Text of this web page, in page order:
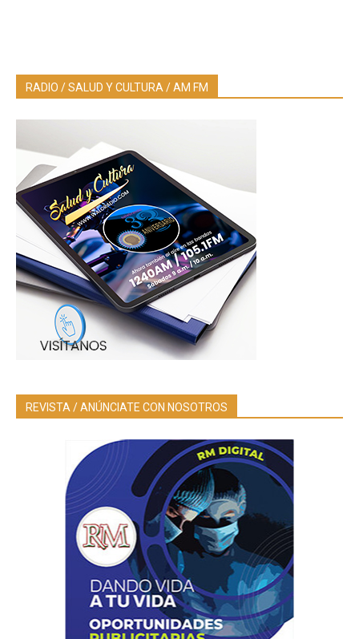
RADIO / SALUD Y CULTURA / AM FM
REVISTA / ANÚNCIATE CON NOSOTROS